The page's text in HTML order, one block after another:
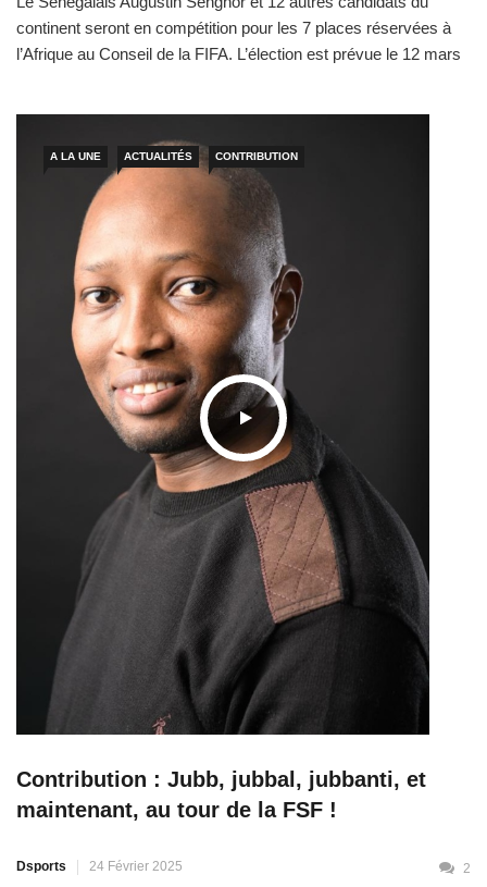
continent seront en compétition pour les 7 places réservées à
l’Afrique au Conseil de la FIFA. L’élection est prévue le 12 mars
A LA UNE ACTUALITÉS CONTRIBUTION
Contribution : Jubb, jubbal, jubbanti, et
maintenant, au tour de la FSF !
Dsports 24 Février 2025 2